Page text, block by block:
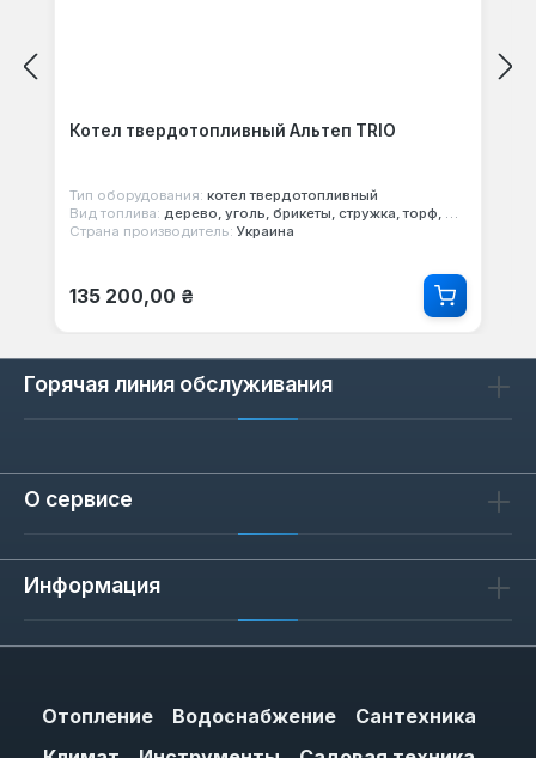
Котел твердотопливный Альтеп TRIO
Тип оборудования: котел твердотопливный
Вид топлива: дерево, уголь, брикеты, стружка, торф, опилки
Страна производитель: Украина
Обычная цена:
135 200,00 ₴
Горячая линия обслуживания
О сервисе
Информация
Отопление Водоснабжение
Сантехника